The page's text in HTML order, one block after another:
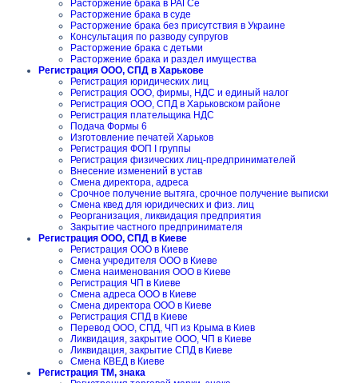
Расторжение брака в РАГСе
Расторжение брака в суде
Расторжение брака без присутствия в Украине
Консультация по разводу супругов
Расторжение брака с детьми
Расторжение брака и раздел имущества
Регистрация ООО, СПД в Харькове
Регистрация юридических лиц
Регистрация ООО, фирмы, НДС и единый налог
Регистрация ООО, СПД в Харьковском районе
Регистрация плательщика НДС
Подача Формы 6
Изготовление печатей Харьков
Регистрация ФОП I группы
Регистрация физических лиц-предпринимателей
Внесение изменений в устав
Смена директора, адреса
Срочное получение вытяга, срочное получение выписки
Смена квед для юридических и физ. лиц
Реорганизация, ликвидация предприятия
Закрытие частного предпринимателя
Регистрация ООО, СПД в Киеве
Регистрация ООО в Киеве
Смена учредителя ООО в Киеве
Смена наименования ООО в Киеве
Регистрация ЧП в Киеве
Смена адреса ООО в Киеве
Смена директора ООО в Киеве
Регистрация СПД в Киеве
Перевод ООО, СПД, ЧП из Крыма в Киев
Ликвидация, закрытие ООО, ЧП в Киеве
Ликвидация, закрытие СПД в Киеве
Смена КВЕД в Киеве
Регистрация ТМ, знака